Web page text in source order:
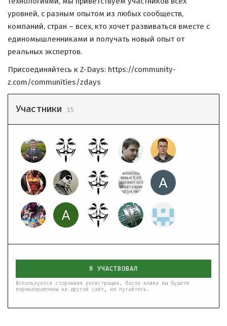
уровней, с разным опытом из любых сообществ,
компаний, стран – всех, кто хочет развиваться вместе с
единомышленниками и получать новый опыт от
реальных экспертов.
Присоединяйтесь к Z-Days: https://community-
z.com/communities/zdays
Участники 15
Я УЧАСТВОВАЛ
Используется сторонняя регистрация. После клика вы будете
перенаправлены на другой сайт, не пугайтесь.